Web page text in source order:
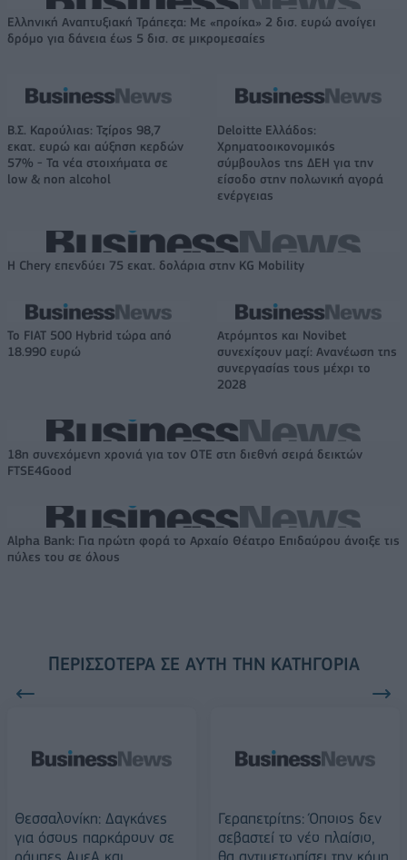
Ελληνική Αναπτυξιακή Τράπεζα: Με «προίκα» 2 δισ. ευρώ ανοίγει
δρόμο για δάνεια έως 5 δισ. σε μικρομεσαίες
Β.Σ. Καρούλιας: Τζίρος 98,7
εκατ. ευρώ και αύξηση κερδών
57% - Τα νέα στοιχήματα σε
low & non alcohol
Deloitte Ελλάδος:
Χρηματοοικονομικός
σύμβουλος της ΔΕΗ για την
είσοδο στην πολωνική αγορά
ενέργειας
Η Chery επενδύει 75 εκατ. δολάρια στην KG Mobility
Το FIAT 500 Hybrid τώρα από
18.990 ευρώ
Ατρόμητος και Novibet
συνεχίζουν μαζί: Ανανέωση της
συνεργασίας τους μέχρι το
2028
18η συνεχόμενη χρονιά για τον ΟΤΕ στη διεθνή σειρά δεικτών
FTSE4Good
Alpha Bank: Για πρώτη φορά το Αρχαίο Θέατρο Επιδαύρου άνοιξε τις
πύλες του σε όλους
ΠΕΡΙΣΣΌΤΕΡΑ ΣΕ ΑΥΤΉ ΤΗΝ ΚΑΤΗΓΟΡΊΑ
Θεσσαλονίκη: Δαγκάνες
για όσους παρκάρουν σε
ράμπες ΑμεΑ και
Γεραπετρίτης: Όποιος δεν
σεβαστεί το νέο πλαίσιο,
θα αντιμετωπίσει την κόμη